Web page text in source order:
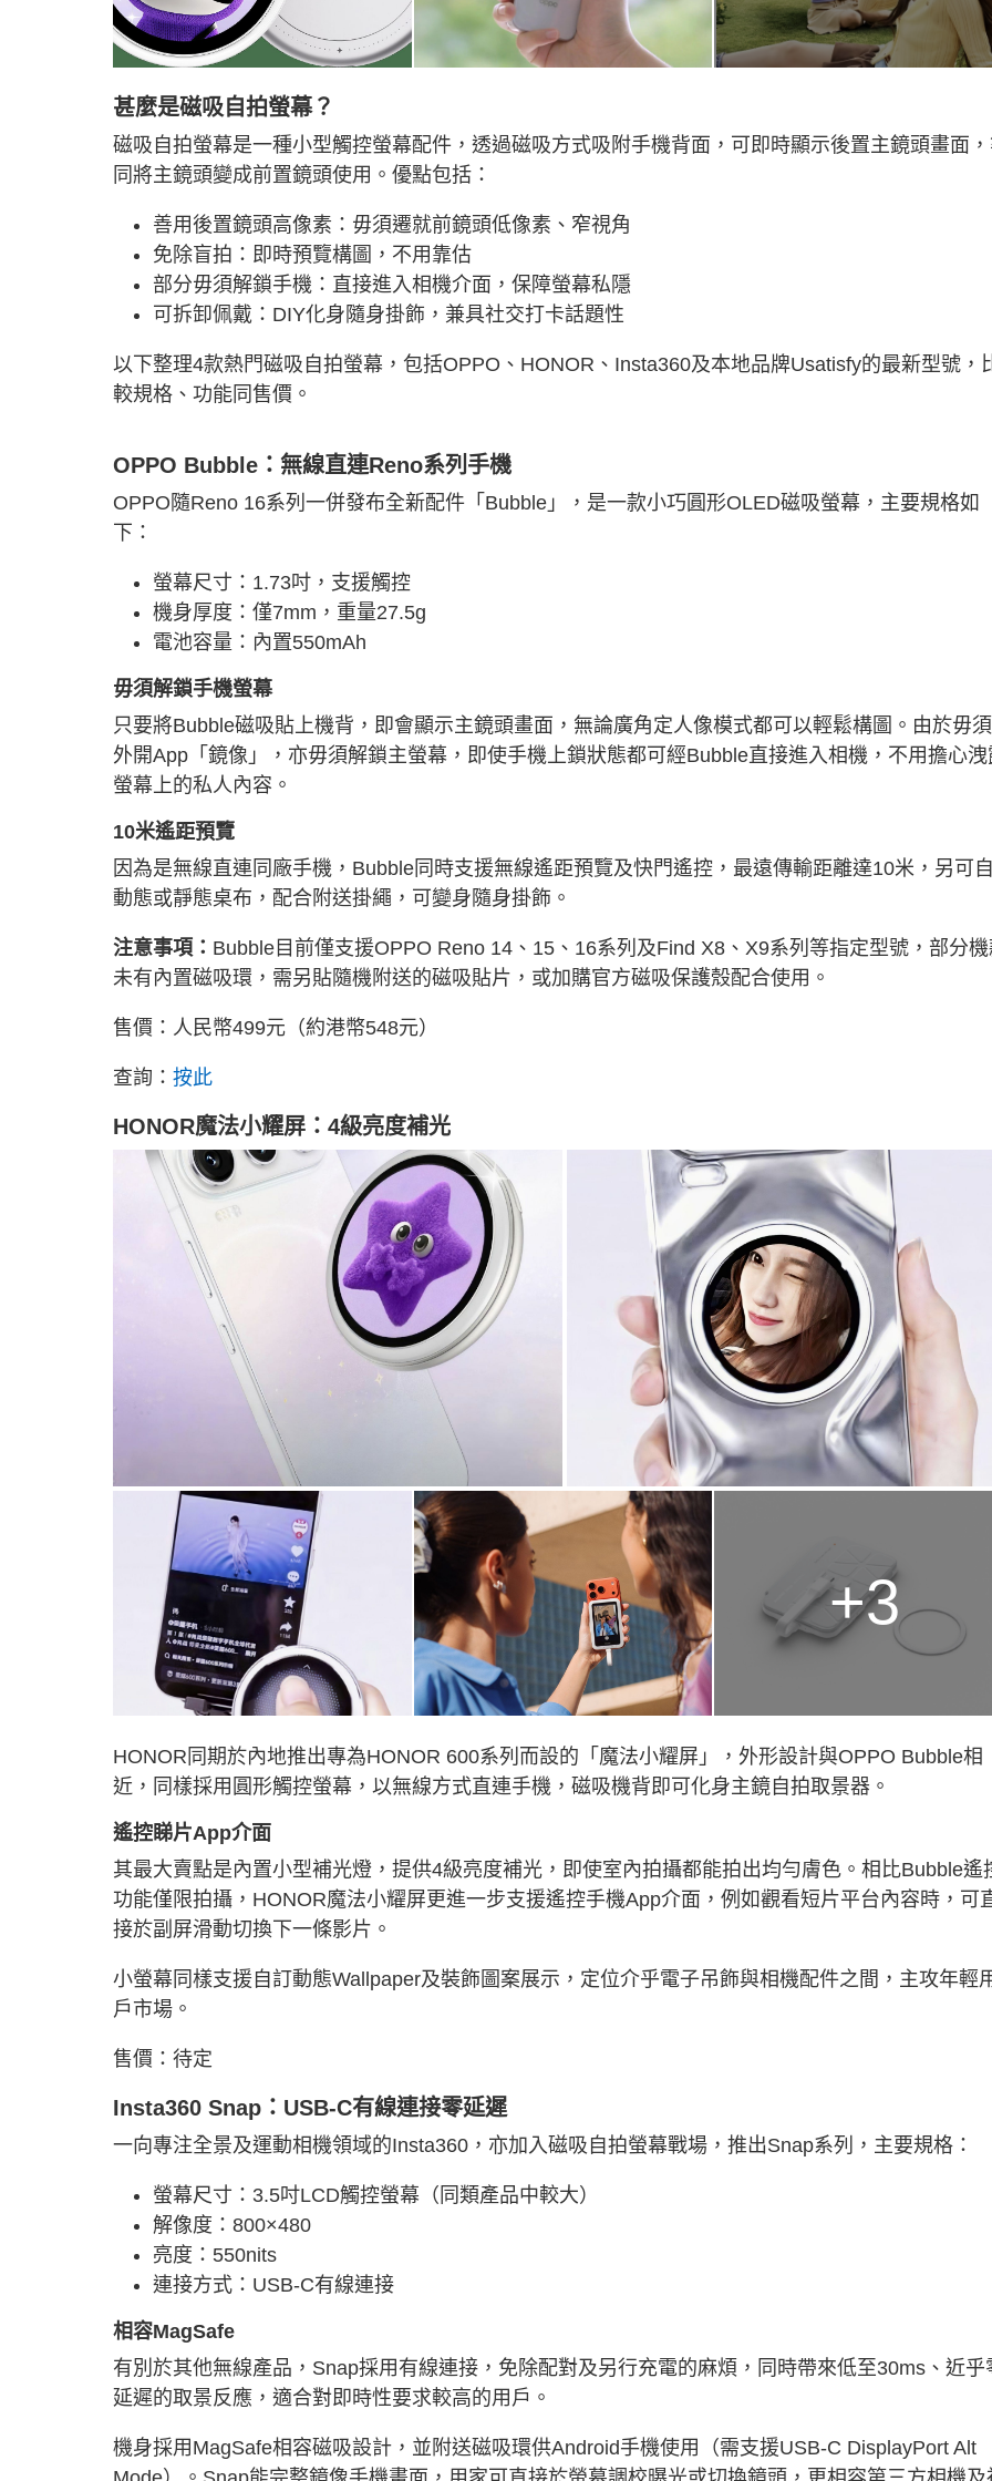
甚麼是磁吸自拍螢幕？
磁吸自拍螢幕是一種小型觸控螢幕配件，透過磁吸方式吸附手機背面，可即時顯示後置主鏡頭畫面
同將主鏡頭變成前置鏡頭使用。優點包括：
善用後置鏡頭高像素：毋須遷就前鏡頭低像素、窄視角
免除盲拍：即時預覽構圖，不用靠估
部分毋須解鎖手機：直接進入相機介面，保障螢幕私隱
可拆卸佩戴：DIY化身隨身掛飾，兼具社交打卡話題性
以下整理4款熱門磁吸自拍螢幕，包括OPPO、HONOR、Insta360及本地品牌Usatisfy的最新型號，
較規格、功能同售價。
OPPO Bubble：無線直連Reno系列手機
OPPO隨Reno 16系列一併發布全新配件「Bubble」，是一款小巧圓形OLED磁吸螢幕，主要規格如
下：
螢幕尺寸：1.73吋，支援觸控
機身厚度：僅7mm ，重量27.5g
電池容量：內置550mAh
毋須解鎖手機螢幕
只要將Bubble磁吸貼上機背，即會顯示主鏡頭畫面，無論廣角定人像模式都可以輕鬆構圖。由於毋
外開App「鏡像」，亦毋須解鎖主螢幕，即使手機上鎖狀態都可經Bubble直接進入相機，不用擔心洩
螢幕上的私人內容。
10米遙距預覽
因為是無線直連同廠手機，Bubble同時支援無線遙距預覽及快門遙控，最遠傳輸距離達10米 ，另可
動態或靜態桌布，配合附送掛繩，可變身隨身掛飾。
注意事項： Bubble目前僅支援OPPO Reno 14、15、16系列及Find X8、X9系列等指定型號，部分
未有內置磁吸環，需另貼隨機附送的磁吸貼片，或加購官方磁吸保護殼配合使用。
售價：人民幣499元（約港幣548元）
查詢： 按此
HONOR魔法小耀屏：4級亮度補光
+3
HONOR同期於內地推出專為HONOR 600系列而設的「魔法小耀屏」，外形設計與OPPO Bubble相
近，同樣採用圓形觸控螢幕，以無線方式直連手機，磁吸機背即可化身主鏡自拍取景器。
遙控睇片App介面
其最大賣點是內置小型補光燈，提供4級亮度補光，即使室內拍攝都能拍出均勻膚色。相比Bubble遙
功能僅限拍攝，HONOR魔法小耀屏更進一步支援遙控手機App介面，例如觀看短片平台內容時，可
接於副屏滑動切換下一條影片。
小螢幕同樣支援自訂動態Wallpaper及裝飾圖案展示，定位介乎電子吊飾與相機配件之間，主攻年輕
戶市場。
售價：待定
Insta360 Snap：USB-C有線連接零延遲
一向專注全景及運動相機領域的Insta360，亦加入磁吸自拍螢幕戰場，推出Snap系列，主要規格：
螢幕尺寸：3.5吋LCD觸控螢幕（同類產品中較大）
解像度：800×480
亮度：550nits
連接方式：USB-C有線連接
相容MagSafe
有別於其他無線產品，Snap採用有線連接，免除配對及另行充電的麻煩，同時帶來低至30ms、近乎
延遲的取景反應，適合對即時性要求較高的用戶。
機身採用MagSafe相容磁吸設計，並附送磁吸環供Android手機使用（需支援USB-C DisplayPort Alt